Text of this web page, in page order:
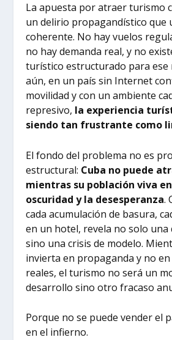
La apuesta por atraer turismo
un delirio propagandístico que
coherente. No hay vuelos
no hay demanda real, y no
turístico estructurado para ese
aún, en un país sin Internet
movilidad y con un ambiente
represivo, la experiencia
siendo tan frustrante como
El fondo del problema no es
estructural: Cuba no puede
mientras su población viva
oscuridad y la desesperanza.
cada acumulación de basura,
en un hotel, revela no solo una
sino una crisis de modelo.
invierta en propaganda y no
reales, el turismo no será un
desarrollo sino otro fracaso
Porque no se puede vender el
en el infierno.